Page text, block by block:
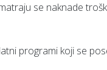
se naknade
programi koji se